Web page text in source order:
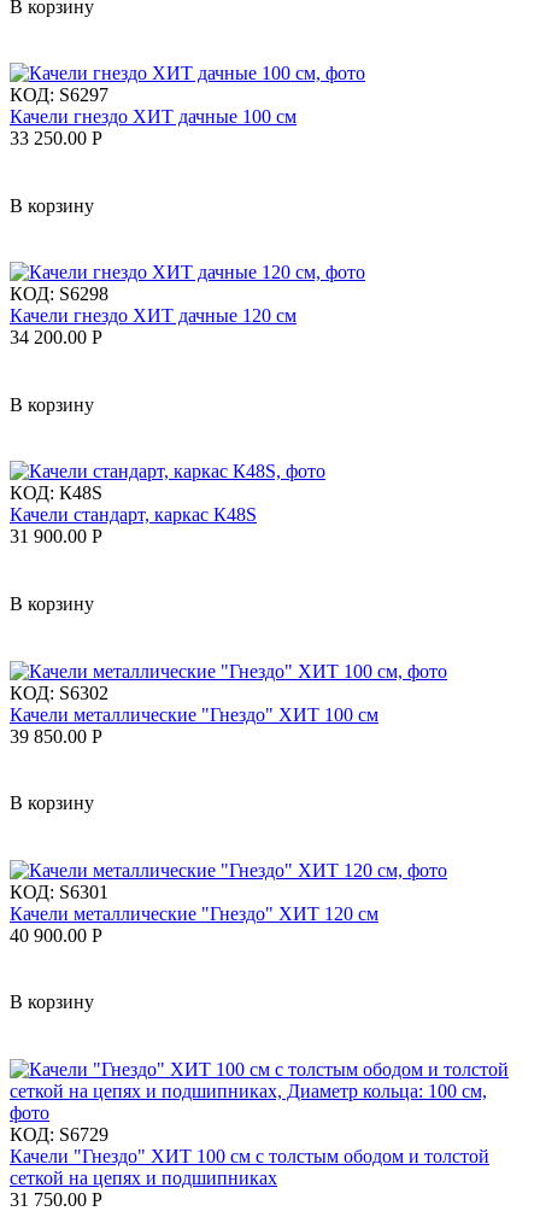
В корзину
КОД: S6297
Качели гнездо ХИТ дачные 100 см
33 250.00 Р
В корзину
КОД: S6298
Качели гнездо ХИТ дачные 120 см
34 200.00 Р
В корзину
КОД: К48S
Качели стандарт, каркас К48S
31 900.00 Р
В корзину
КОД: S6302
Качели металлические "Гнездо" ХИТ 100 см
39 850.00 Р
В корзину
КОД: S6301
Качели металлические "Гнездо" ХИТ 120 см
40 900.00 Р
В корзину
КОД: S6729
Качели "Гнездо" ХИТ 100 см с толстым ободом и толстой
сеткой на цепях и подшипниках
31 750.00 Р